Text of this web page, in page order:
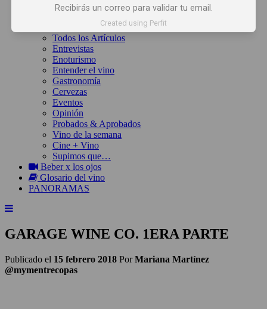
Inicio
Todos los Artículos
Entrevistas
Enoturismo
Entender el vino
Gastronomía
Cervezas
Eventos
Opinión
Probados & Aprobados
Vino de la semana
Cine + Vino
Supimos que…
Beber x los ojos
Glosario del vino
PANORAMAS
GARAGE WINE CO. 1ERA PARTE
Publicado el 15 febrero 2018 PorMariana Martínez
@mymentrecopas
Recibirás un correo para validar tu email.
Created using Perfit